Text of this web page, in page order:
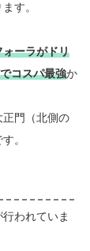
す。
ーラがドリ
コスパ最強か
門（北側の
。
行われていま